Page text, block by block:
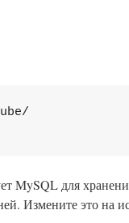
MySQL для
Измените это на